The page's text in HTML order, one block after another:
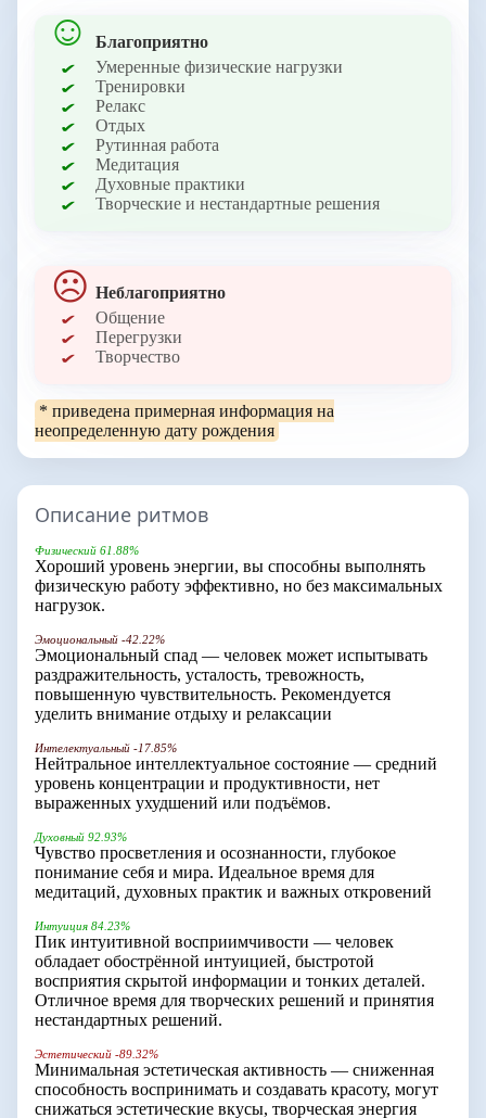
Благоприятно
Умеренные физические нагрузки
Тренировки
Релакс
Отдых
Рутинная работа
Медитация
Духовные практики
Творческие и нестандартные решения
Неблагоприятно
Общение
Перегрузки
Творчество
* приведена примерная информация на
неопределенную дату рождения
Описание ритмов
Физический 61.88%
Хороший уровень энергии, вы способны выполнять
физическую работу эффективно, но без максимальных
нагрузок.
Эмоциональный -42.22%
Эмоциональный спад — человек может испытывать
раздражительность, усталость, тревожность,
повышенную чувствительность. Рекомендуется
уделить внимание отдыху и релаксации
Интелектуальный -17.85%
Нейтральное интеллектуальное состояние — средний
уровень концентрации и продуктивности, нет
выраженных ухудшений или подъёмов.
Духовный 92.93%
Чувство просветления и осознанности, глубокое
понимание себя и мира. Идеальное время для
медитаций, духовных практик и важных откровений
Интуиция 84.23%
Пик интуитивной восприимчивости — человек
обладает обострённой интуицией, быстротой
восприятия скрытой информации и тонких деталей.
Отличное время для творческих решений и принятия
нестандартных решений.
Эстетический -89.32%
Минимальная эстетическая активность — сниженная
способность воспринимать и создавать красоту, могут
снижаться эстетические вкусы, творческая энергия